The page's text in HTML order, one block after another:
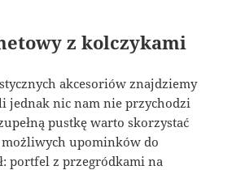
z kolczykami
akcesoriów znajdziemy
jednak nic nam nie przychodzi
pustkę warto skorzystać
możliwych upominków do
portfel z przegródkami na